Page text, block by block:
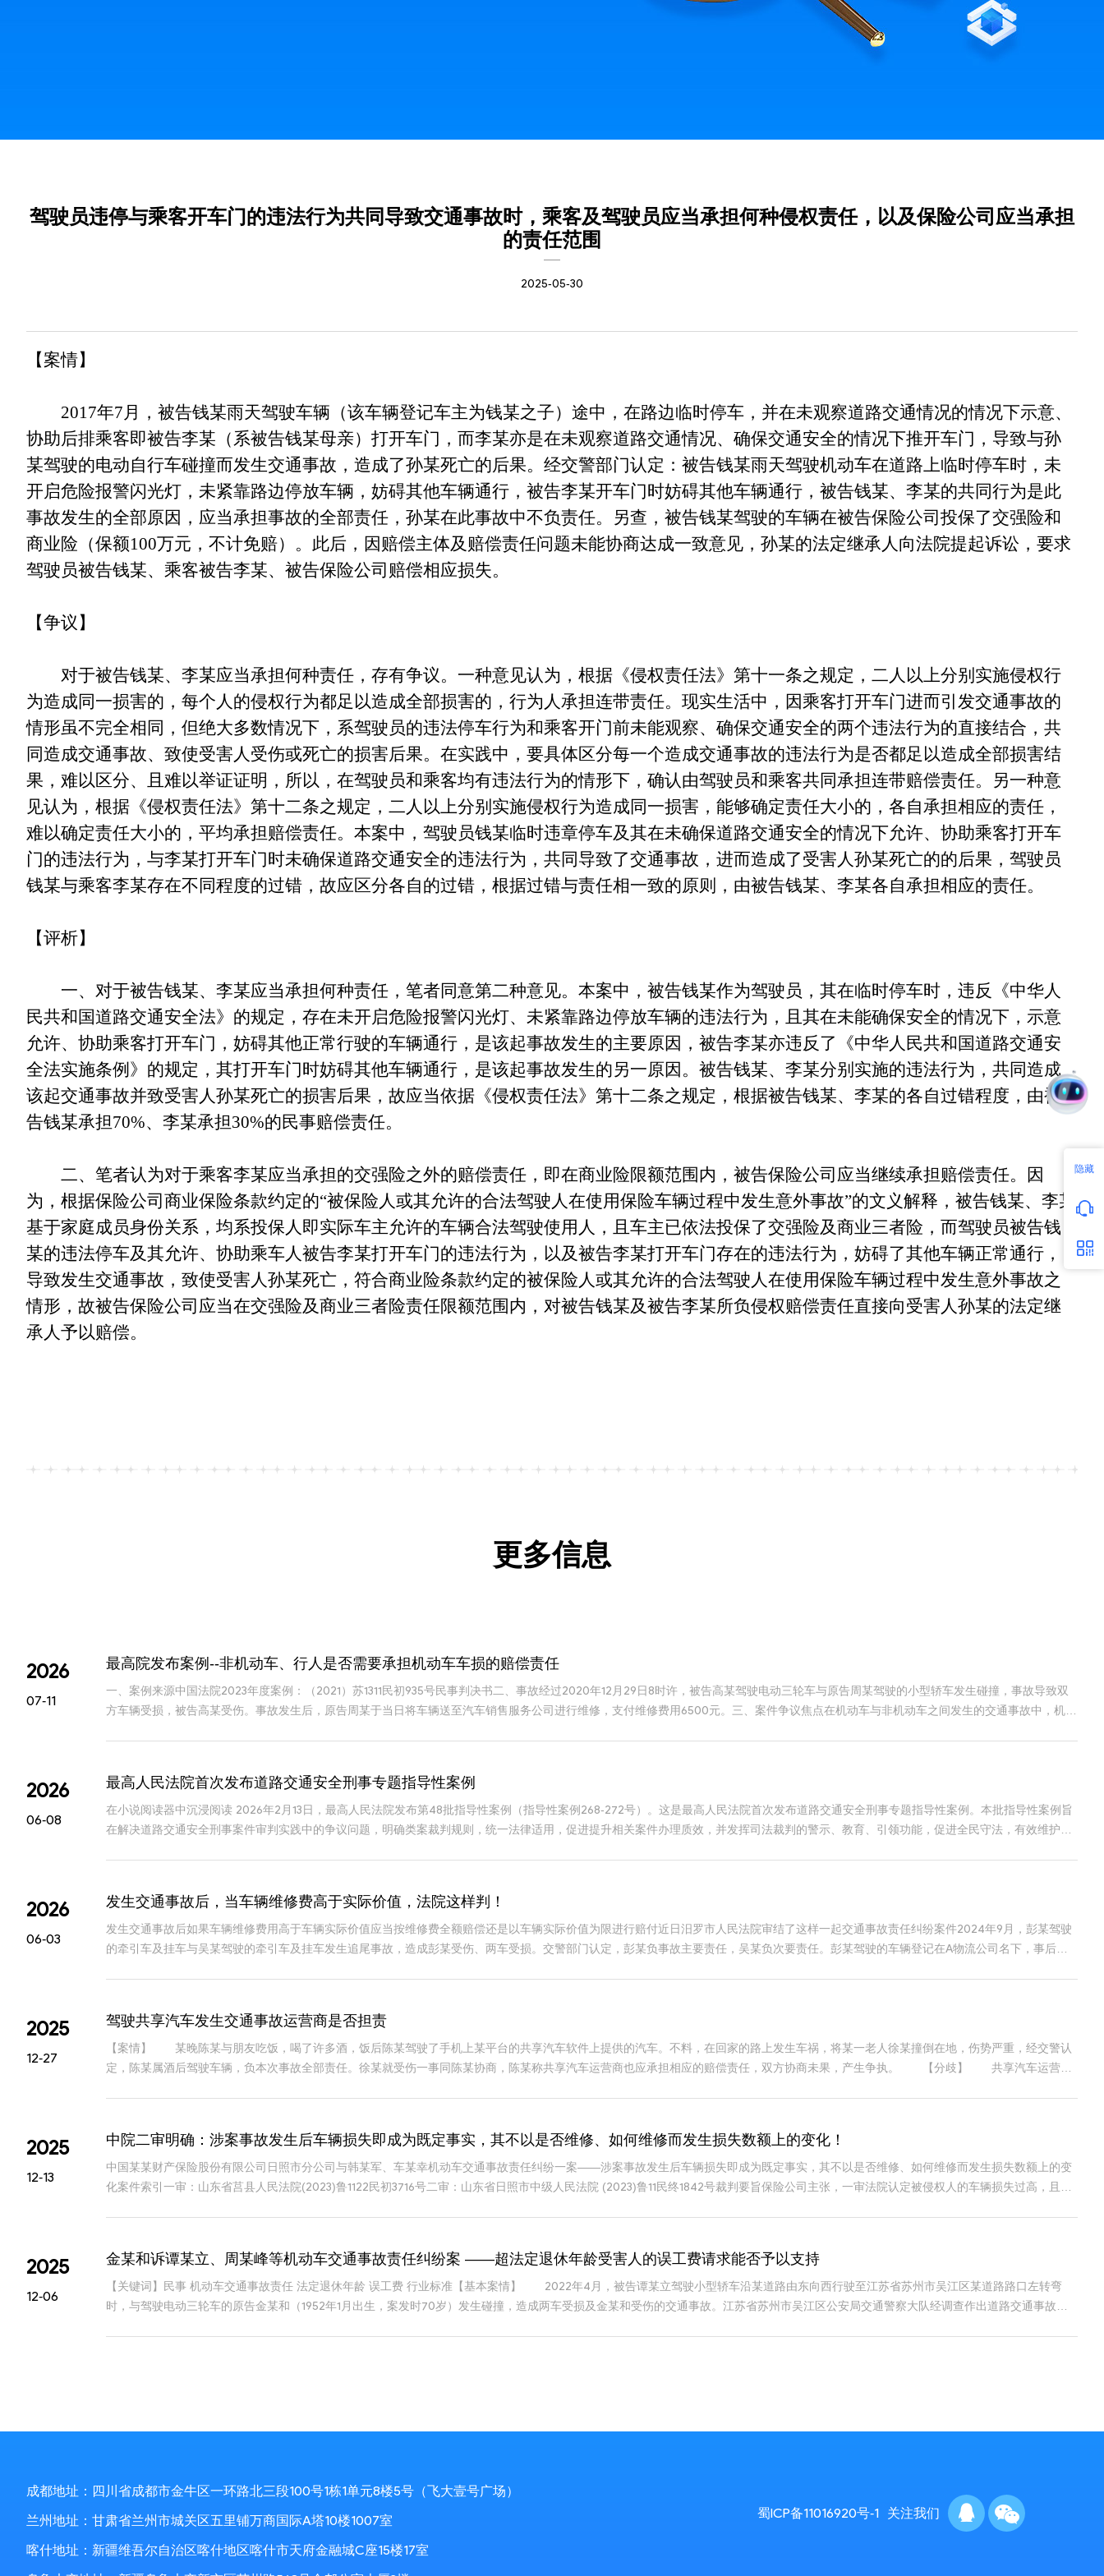
驾驶员违停与乘客开车门的违法行为共同导致交通事故时，乘客及驾驶员应当承担何种侵权责任，以及保险公司应当承担
的责任范围
2025-05-30
【案情】
2017年7月，被告钱某雨天驾驶车辆（该车辆登记车主为钱某之子）途中，在路边临时停车，并在未观察道路交通情况的情况下示意、
协助后排乘客即被告李某（系被告钱某母亲）打开车门，而李某亦是在未观察道路交通情况、确保交通安全的情况下推开车门，导致与孙
某驾驶的电动自行车碰撞而发生交通事故，造成了孙某死亡的后果。经交警部门认定：被告钱某雨天驾驶机动车在道路上临时停车时，未
开启危险报警闪光灯，未紧靠路边停放车辆，妨碍其他车辆通行，被告李某开车门时妨碍其他车辆通行，被告钱某、李某的共同行为是此
事故发生的全部原因，应当承担事故的全部责任，孙某在此事故中不负责任。另查，被告钱某驾驶的车辆在被告保险公司投保了交强险和
商业险（保额100万元，不计免赔）。此后，因赔偿主体及赔偿责任问题未能协商达成一致意见，孙某的法定继承人向法院提起诉讼，要求
驾驶员被告钱某、乘客被告李某、被告保险公司赔偿相应损失。
【争议】
对于被告钱某、李某应当承担何种责任，存有争议。一种意见认为，根据《侵权责任法》第十一条之规定，二人以上分别实施侵权行
为造成同一损害的，每个人的侵权行为都足以造成全部损害的，行为人承担连带责任。现实生活中，因乘客打开车门进而引发交通事故的
情形虽不完全相同，但绝大多数情况下，系驾驶员的违法停车行为和乘客开门前未能观察、确保交通安全的两个违法行为的直接结合，共
同造成交通事故、致使受害人受伤或死亡的损害后果。在实践中，要具体区分每一个造成交通事故的违法行为是否都足以造成全部损害结
果，难以区分、且难以举证证明，所以，在驾驶员和乘客均有违法行为的情形下，确认由驾驶员和乘客共同承担连带赔偿责任。另一种意
见认为，根据《侵权责任法》第十二条之规定，二人以上分别实施侵权行为造成同一损害，能够确定责任大小的，各自承担相应的责任，
难以确定责任大小的，平均承担赔偿责任。本案中，驾驶员钱某临时违章停车及其在未确保道路交通安全的情况下允许、协助乘客打开车
门的违法行为，与李某打开车门时未确保道路交通安全的违法行为，共同导致了交通事故，进而造成了受害人孙某死亡的的后果，驾驶员
钱某与乘客李某存在不同程度的过错，故应区分各自的过错，根据过错与责任相一致的原则，由被告钱某、李某各自承担相应的责任。
【评析】
一、对于被告钱某、李某应当承担何种责任，笔者同意第二种意见。本案中，被告钱某作为驾驶员，其在临时停车时，违反《中华人
民共和国道路交通安全法》的规定，存在未开启危险报警闪光灯、未紧靠路边停放车辆的违法行为，且其在未能确保安全的情况下，示意
允许、协助乘客打开车门，妨碍其他正常行驶的车辆通行，是该起事故发生的主要原因，被告李某亦违反了《中华人民共和国道路交通安
全法实施条例》的规定，其打开车门时妨碍其他车辆通行，是该起事故发生的另一原因。被告钱某、李某分别实施的违法行为，共同造成
该起交通事故并致受害人孙某死亡的损害后果，故应当依据《侵权责任法》第十二条之规定，根据被告钱某、李某的各自过错程度，由被
告钱某承担70%、李某承担30%的民事赔偿责任。
二、笔者认为对于乘客李某应当承担的交强险之外的赔偿责任，即在商业险限额范围内，被告保险公司应当继续承担赔偿责任。因
为，根据保险公司商业保险条款约定的“被保险人或其允许的合法驾驶人在使用保险车辆过程中发生意外事故”的文义解释，被告钱某、李某
基于家庭成员身份关系，均系投保人即实际车主允许的车辆合法驾驶使用人，且车主已依法投保了交强险及商业三者险，而驾驶员被告钱
某的违法停车及其允许、协助乘车人被告李某打开车门的违法行为，以及被告李某打开车门存在的违法行为，妨碍了其他车辆正常通行，
导致发生交通事故，致使受害人孙某死亡，符合商业险条款约定的被保险人或其允许的合法驾驶人在使用保险车辆过程中发生意外事故之
情形，故被告保险公司应当在交强险及商业三者险责任限额范围内，对被告钱某及被告李某所负侵权赔偿责任直接向受害人孙某的法定继
承人予以赔偿。
更多信息
2026
07-11
最高院发布案例--非机动车、行人是否需要承担机动车车损的赔偿责任
一、案例来源中国法院2023年度案例：（2021）苏1311民初935号民事判决书二、事故经过2020年12月29日8时许，被告高某驾驶电动三轮车与原告周某驾驶的小型轿车发生碰撞，事故导致双
方车辆受损，被告高某受伤。事故发生后，原告周某于当日将车辆送至汽车销售服务公司进行维修，支付维修费用6500元。三、案件争议焦点在机动车与非机动车之间发生的交通事故中，机动
2026
06-08
最高人民法院首次发布道路交通安全刑事专题指导性案例
在小说阅读器中沉浸阅读 2026年2月13日，最高人民法院发布第48批指导性案例（指导性案例268-272号）。这是最高人民法院首次发布道路交通安全刑事专题指导性案例。本批指导性案例旨
在解决道路交通安全刑事案件审判实践中的争议问题，明确类案裁判规则，统一法律适用，促进提升相关案件办理质效，并发挥司法裁判的警示、教育、引领功能，促进全民守法，有效维护公
2026
06-03
发生交通事故后，当车辆维修费高于实际价值，法院这样判！
发生交通事故后如果车辆维修费用高于车辆实际价值应当按维修费全额赔偿还是以车辆实际价值为限进行赔付近日汨罗市人民法院审结了这样一起交通事故责任纠纷案件2024年9月，彭某驾驶
的牵引车及挂车与吴某驾驶的牵引车及挂车发生追尾事故，造成彭某受伤、两车受损。交警部门认定，彭某负事故主要责任，吴某负次要责任。彭某驾驶的车辆登记在A物流公司名下，事后，A
2025
12-27
驾驶共享汽车发生交通事故运营商是否担责
【案情】 某晚陈某与朋友吃饭，喝了许多酒，饭后陈某驾驶了手机上某平台的共享汽车软件上提供的汽车。不料，在回家的路上发生车祸，将某一老人徐某撞倒在地，伤势严重，经交警认
定，陈某属酒后驾驶车辆，负本次事故全部责任。徐某就受伤一事同陈某协商，陈某称共享汽车运营商也应承担相应的赔偿责任，双方协商未果，产生争执。 【分歧】 共享汽车运营商
2025
12-13
中院二审明确：涉案事故发生后车辆损失即成为既定事实，其不以是否维修、如何维修而发生损失数额上的变化！
中国某某财产保险股份有限公司日照市分公司与韩某军、车某幸机动车交通事故责任纠纷一案——涉案事故发生后车辆损失即成为既定事实，其不以是否维修、如何维修而发生损失数额上的变
化案件索引一审：山东省莒县人民法院(2023)鲁1122民初3716号二审：山东省日照市中级人民法院 (2023)鲁11民终1842号裁判要旨保险公司主张，一审法院认定被侵权人的车辆损失过高，且被
2025
12-06
金某和诉谭某立、周某峰等机动车交通事故责任纠纷案 ——超法定退休年龄受害人的误工费请求能否予以支持
【关键词】民事 机动车交通事故责任 法定退休年龄 误工费 行业标准【基本案情】 2022年4月，被告谭某立驾驶小型轿车沿某道路由东向西行驶至江苏省苏州市吴江区某道路路口左转弯
时，与驾驶电动三轮车的原告金某和（1952年1月出生，案发时70岁）发生碰撞，造成两车受损及金某和受伤的交通事故。江苏省苏州市吴江区公安局交通警察大队经调查作出道路交通事故认
蜀ICP备11016920号-1 关注我们
成都地址：四川省成都市金牛区一环路北三段100号1栋1单元8楼5号（飞大壹号广场）
兰州地址：甘肃省兰州市城关区五里铺万商国际A塔10楼1007室
喀什地址：新疆维吾尔自治区喀什地区喀什市天府金融城C座15楼17室
隐藏